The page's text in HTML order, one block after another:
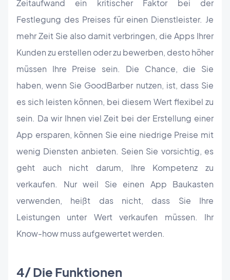
Zeitaufwand ein kritischer Faktor bei der
Festlegung des Preises für einen Dienstleister. Je
mehr Zeit Sie also damit verbringen, die Apps Ihrer
Kunden zu erstellen oder zu bewerben, desto höher
müssen Ihre Preise sein. Die Chance, die Sie
haben, wenn Sie GoodBarber nutzen, ist, dass Sie
es sich leisten können, bei diesem Wert flexibel zu
sein. Da wir Ihnen viel Zeit bei der Erstellung einer
App ersparen, können Sie eine niedrige Preise mit
wenig Diensten anbieten. Seien Sie vorsichtig, es
geht auch nicht darum, Ihre Kompetenz zu
verkaufen. Nur weil Sie einen App Baukasten
verwenden, heißt das nicht, dass Sie Ihre
Leistungen unter Wert verkaufen müssen. Ihr
Know-how muss aufgewertet werden.
4/ Die Funktionen